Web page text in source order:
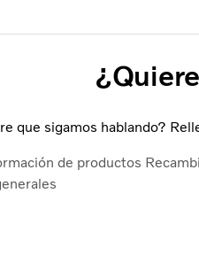
que sigamos hablando?
de productos